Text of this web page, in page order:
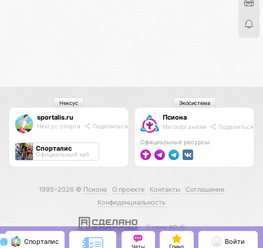
sportalis.ru
Нексус спорта Поделиться
Спорталис
Официальный хаб
Нексус
Псиона
Метаорганизм Поделиться
Официальные ресурсы:
Экосистема
1995–2026 © Псиона О проекте Контакты
Соглашение
Конфиденциальность
С нами КО 🕉️
Спорталис
Чаты Гринд
Войти